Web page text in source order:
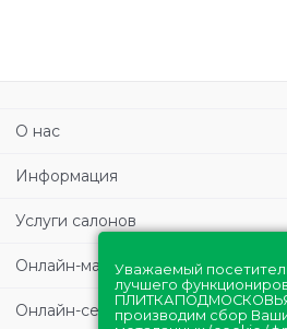
О нас
Информация
Услуги салонов
Онлайн-магазин
Онлайн-сервисы
Уважаемый
лучшего
производим сбор